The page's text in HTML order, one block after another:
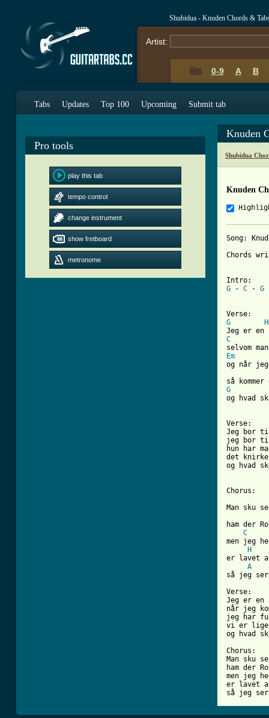
Shubidua - Knuden Chords &
Artist:
0-9 A B
Tabs Updates Top 100 Upcoming Submit tab
Pro tools
play this tab
tempo control
change instrument
show fretboard
metronome
Knuden
Shubidua
Knuden
Song:
Chords
G - C - G
G
C
Em
og når
G
og hvad
Verse:
Jeg bor
jeg bor
hun har
det
og hvad
Chorus:
Man sku
ham der
C
men jeg
H
er lavet
A
så jeg
Verse:
Jeg er en
når jeg
jeg har
vi er lige
og hvad
Chorus:
Man sku
ham der
men jeg
er lavet
så jeg